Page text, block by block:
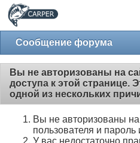
Сообщение форума
Вы не авторизованы на
доступа к этой странице.
одной из нескольких
Вы не авторизованы
пользователя и
У вас недостаточно